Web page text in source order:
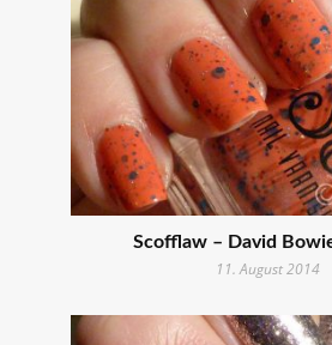
Scofflaw – David
11. August 2014